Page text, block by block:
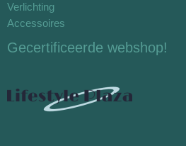
Verlichting
Accessoires
Gecertificeerde webshop!